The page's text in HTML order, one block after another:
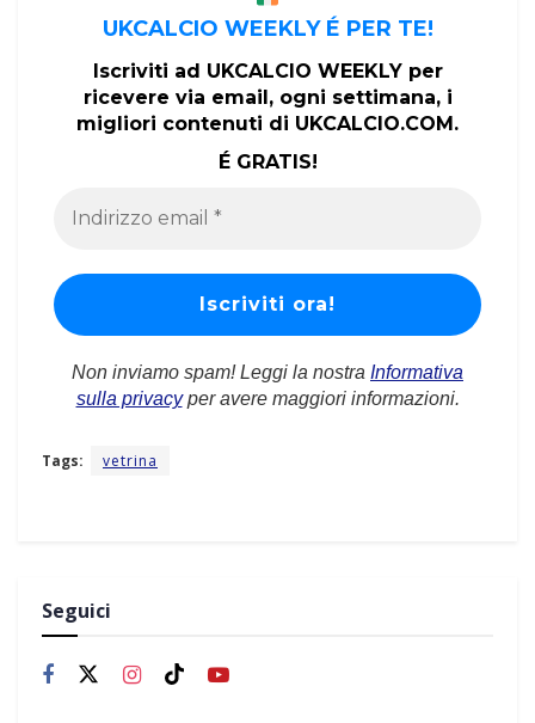
UKCALCIO WEEKLY É PER TE!
Iscriviti ad UKCALCIO WEEKLY per
ricevere via email, ogni settimana, i
migliori contenuti di UKCALCIO.COM.
É GRATIS!
Non inviamo spam! Leggi la nostra Informativa
sulla privacyper avere maggiori informazioni.
Tags: vetrina
Seguici